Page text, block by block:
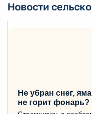
Новости
Не убран снег,
не горит фонарь?